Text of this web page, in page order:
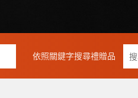
依照關鍵字搜尋禮贈品